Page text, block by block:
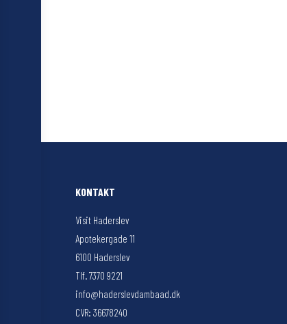
KONTAKT
Visit Haderslev
Apotekergade 11
6100 Haderslev
Tlf. 7370 9221
info@haderslevdambaad.dk
CVR: 36678240